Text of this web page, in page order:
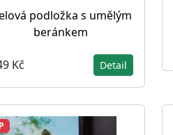
podložka s umělým
beránkem
Kč Detail